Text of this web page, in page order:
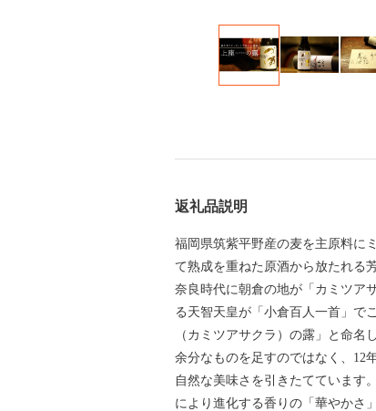
返礼品説明
福岡県筑紫平野産の麦を主原料に
て熟成を重ねた原酒から放たれる
奈良時代に朝倉の地が「カミツア
る天智天皇が「小倉百人一首」で
（カミツアサクラ）の露」と命名
余分なものを足すのではなく、12
自然な美味さを引きたてています
により進化する香りの「華やかさ